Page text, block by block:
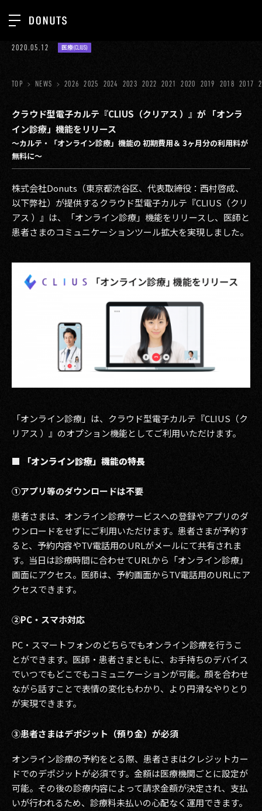
ジョブカン
ゲーム
ミクチャ
出版メディア
美少女図鑑
イベント
その他事業
2026
2025
2024
2022
2019
2018
2017
2016
2013
2012
2011
TOP
ABOUT
SERVICES
GROUP
RECRUIT
CONTACT
PRIVACY POLICY
2020.05.12 医療(CLIUS)
TOP NEWS 2026 2025 2024 2023 2022 2021 2020 2019 2018 2017
クラウド型電子カルテ『CLIUS（クリアス ）』が 「オンラ
イン診療」機能をリリース
〜カルテ・「オンライン診療」機能の 初期費用＆ 3ヶ月分の利用料が
無料に〜
株式会社Donuts（東京都渋谷区、代表取締役：西村啓成、
以下弊社）が提供するクラウド型電子カルテ『CLIUS（クリ
アス ）』は、「オンライン診療」機能をリリースし、医師と
患者さまのコミュニケーションツール拡大を実現しました。
「オンライン診療」は、クラウド型電子カルテ『CLIUS（ク
リアス ）』のオプション機能としてご利用いただけます。
■ 「オンライン診療」機能の特長
①アプリ等のダウンロードは不要
患者さまは、オンライン診療サービスへの登録やアプリのダ
ウンロードをせずにご利用いただけます。患者さまが予約す
ると、予約内容やTV電話用のURLがメールにて共有されま
す。当日は診療時間に合わせてURLから「オンライン診療」
画面にアクセス。医師は、予約画面からTV電話用のURLにア
クセスできます。
②PC・スマホ対応
PC・スマートフォンのどちらでもオンライン診療を行うこ
とができます。医師・患者さまともに、お手持ちのデバイス
でいつでもどこでもコミュニケーションが可能。 顔を合わせ
ながら話すことで表情の変化もわかり、より円滑なやりとり
が実現できます。
③患者さまはデポジット（預り金）が必須
オンライン診療の予約をとる際、患者さまはクレジットカー
ドでのデポジットが必須です。金額は医療機関ごとに設定が
可能。その後の診療内容によって請求金額が決定され、支払
いが行われるため、診療料未払いの心配なく運用できます。